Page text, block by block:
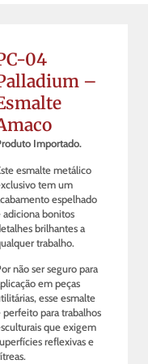
04
–
Importado.
esmalte metálico
tem um
espelhado
adiciona bonitos
brilhantes a
trabalho.
não ser seguro para
em peças
esse esmalte
perfeito para trabalhos
que exigem
reflexivas e